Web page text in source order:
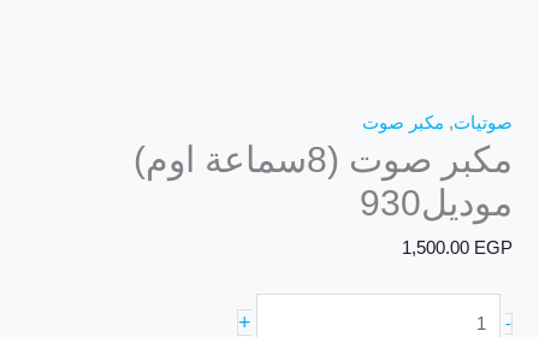
صوتيات, مكبر صوت
مكبر صوت (8سماعة اوم)
موديل930
1,500.00 EGP
-
+